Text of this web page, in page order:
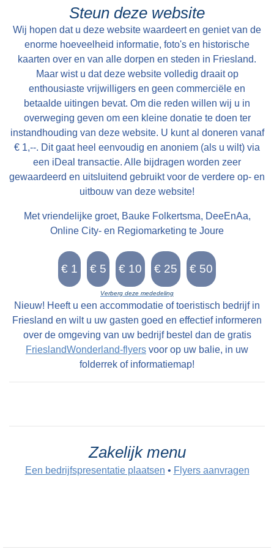
Elke oudejaarsdag komen dorpsbewoners bij
elkaar rondom de klokkenstoel om beurtelings
hangend aan het touw het oude jaar uit te
luiden. Als je op het juiste tijdstip rond de kerk
wandelt, is de klok op de hele en halve uren te
horen met zijn mooie vérdragende klank.
Folsgare, groot in het geheel, 40 een tweede
Pondematen belast met 19 Floreen by JELLE
PYTTERS bewoond Petry en May 1793 vry van
Huur, te huur doende boven de lasten a 222
Car. Guldens waarop per Pondem. geboden is
111 g.gls. Jelle Pytters (Pieters) is de zoon van
Pytter Jelles en Ytie Jorrits. Pytter en Ytie zijn in
1757 getrouwd in Oosthem en boeren daarna in
Westhem / Wolsum. Zoon Jelle wordt geboren in
1759. In 1768 is Pytter Jelles boer onder
Folsgare op de boerderij achter Easthimmerwei
25. Jelle trouwt in 1783 met Meike Beints uit
Jirnsum. Ze volgen dan Jelle zijn vader op.
Verder is er weinig over de familie bekend. Na
Jelle Pytters komt Yme Keimpes op de
boerderij. Daarna komt deze in de verkoop.
LC 10-12-1800: Eene uitmuntende Vrugtdoende
en zeer geryflyke ZATHE en LANDEN met
deszelfs HUIZINGE en HOVINGE cum annexis,
staande en geleegen onder den Dorpe Folsgara
, in het geheel groot na naam 69 Pondematen
alle kostelyke Greidlanden belast met 17 1/2
Stuivers Schattinge wordende by Yme Keimpes
Steun deze website
Wij hopen dat u deze website waardeert en geniet van de
enorme hoeveelheid informatie, foto's en historische
kaarten over en van alle dorpen en steden in Friesland.
Maar wist u dat deze website volledig draait op
enthousiaste vrijwilligers en geen commerciële en
betaalde uitingen bevat. Om die reden willen wij u in
overweging geven om een kleine donatie te doen ter
instandhouding van deze website. U kunt al doneren vanaf
€ 1,--. Dit gaat heel eenvoudig en anoniem (als u wilt) via
een iDeal transactie. Alle bijdragen worden zeer
gewaardeerd en uitsluitend gebruikt voor de verdere op- en
uitbouw van deze website!
Met vriendelijke groet, Bauke Folkertsma, DeeEnAa,
Online City- en Regiomarketing te Joure
Verberg deze mededeling
Nieuw! Heeft u een accommodatie of toeristisch bedrijf in
Friesland en wilt u uw gasten goed en effectief informeren
over de omgeving van uw bedrijf bestel dan de gratis
FrieslandWonderland-flyers voor op uw balie, in uw
folderrek of informatiemap!
Zakelijk menu
Een bedrijfspresentatie plaatsen • Flyers aanvragen